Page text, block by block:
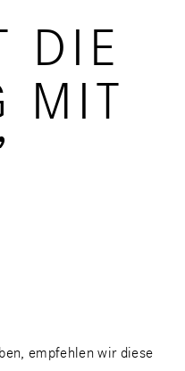
DIE
MIT
empfehlen wir diese